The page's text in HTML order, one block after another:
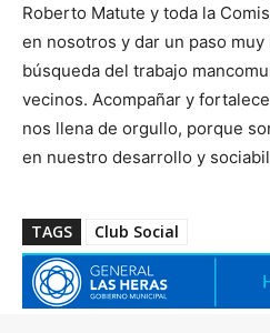
Roberto Matute y toda la
en nosotros y dar un paso
búsqueda del trabajo
vecinos. Acompañar y
nos llena de orgullo, porque
en nuestro desarrollo y
TAGS Club Social